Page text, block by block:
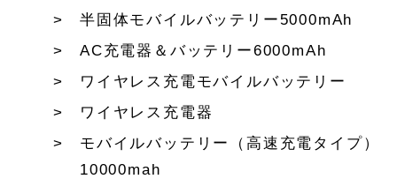
半固体モバイルバッテリー5000mAh
AC充電器＆バッテリー6000mAh
ワイヤレス充電モバイルバッテリー
ワイヤレス充電器
モバイルバッテリー（高速充電タイプ）
10000mah